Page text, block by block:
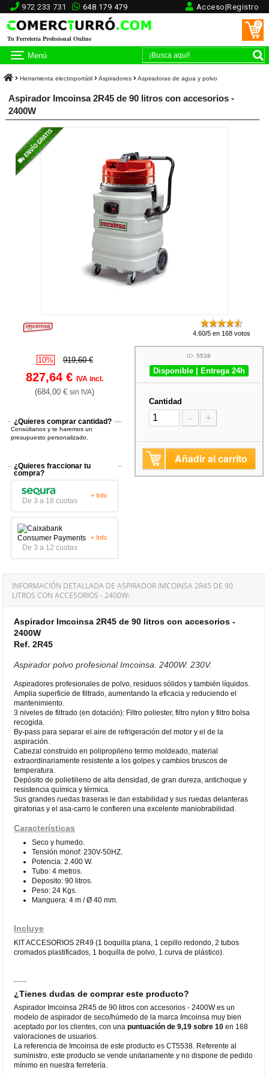
972 233 731 648 179 479 Acceso|Registro
Tu Ferretería Profesional Online
0
Menú
Herramienta electroportátil Aspiradores Aspiradoras de agua y polvo
Aspirador Imcoinsa 2R45 de 90 litros con accesorios -
2400W
4.60/5 en 168 votos
10% 919,60 €
827,64 €IVA incl.
(684,00 €sin IVA)
¿Quieres comprar cantidad?
Consúltanos y te haremos un
presupuesto personalizado.
¿Quieres fraccionar tu
compra?
De 3 a 18 cuotas
+ Info
De 3 a 12 cuotas
+ Info
ID:5538
Disponible | Entrega 24h
Cantidad
- +
Añadir al carrito
INFORMACIÓN DETALLADA DE ASPIRADOR IMCOINSA 2R45 DE 90
LITROS CON ACCESORIOS - 2400W:
Aspirador Imcoinsa 2R45 de 90 litros con accesorios -
2400W
Ref. 2R45
Aspirador polvo profesional Imcoinsa. 2400W. 230V.
Aspiradores profesionales de polvo, residuos sólidos y también líquidos.
Amplia superficie de filtrado, aumentando la eficacia y reduciendo el
mantenimiento.
3 niveles de filtrado (en dotación): Filtro poliester, filtro nylon y filtro bolsa
recogida.
By-pass para separar el aire de refrigeración del motor y el de la
aspiración.
Cabezal construido en polipropileno termo moldeado, material
extraordinariamente resistente a los golpes y cambios bruscos de
temperatura.
Depósito de polietilieno de alta densidad, de gran dureza, antichoque y
resistencia química y térmica.
Sus grandes ruedas traseras le dan estabilidad y sus ruedas delanteras
giratorias y el asa-carro le confieren una excelente maniobrabilidad.
Características
Seco y humedo.
Tensión monof: 230V-50HZ.
Potencia: 2.400 W.
Tubo: 4 metros.
Deposito: 90 litros.
Peso: 24 Kgs.
Manguera: 4 m / Ø 40 mm.
Incluye
KIT ACCESORIOS 2R49 (1 boquilla plana, 1 cepillo redondo, 2 tubos
cromados plastificados, 1 boquilla de polvo, 1 curva de plástico).
¿Tienes dudas de comprar este producto?
Aspirador Imcoinsa 2R45 de 90 litros con accesorios - 2400W es un
modelo de aspirador de seco/húmedo de la marca Imcoinsa muy bien
aceptado por los clientes, con unapuntuación de 9,19 sobre 10 en 168
valoraciones de usuarios.
La referencia de Imcoinsa de este producto es CT5538. Referente al
suministro, este producto se vende unitariamente y no dispone de pedido
mínimo en nuestra ferretería.